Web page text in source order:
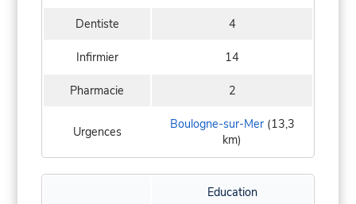
Dentiste 4
Infirmier 14
Pharmacie 2
Urgences Boulogne-sur-Mer(13,3
km)
Education